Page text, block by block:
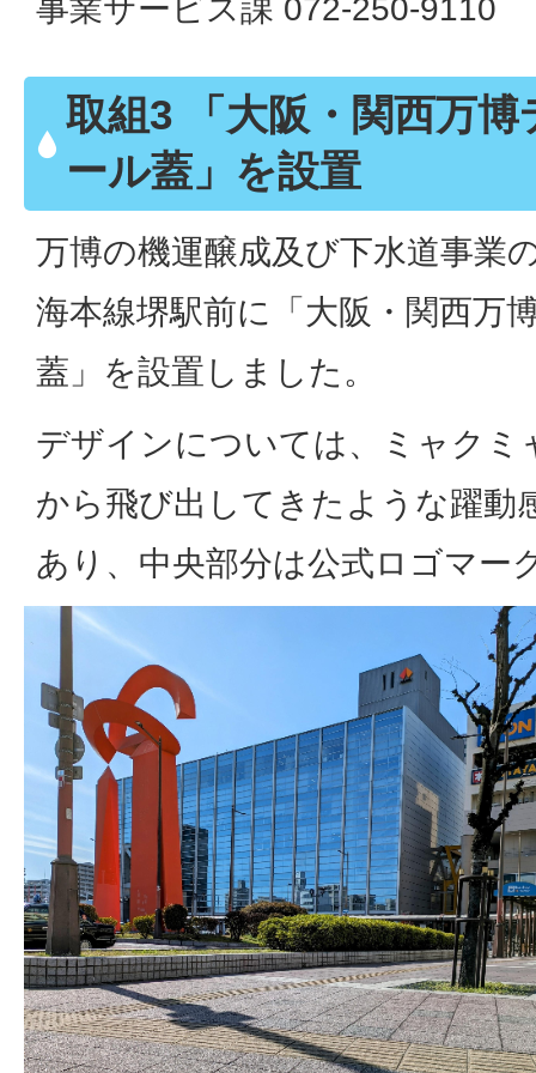
事業サービス課 072-250-9110
取組3 「大阪・関西万
ール蓋」を設置
万博の機運醸成及び下水道事業
海本線堺駅前に「大阪・関西万
蓋」を設置しました。
デザインについては、ミャクミ
から飛び出してきたような躍動
あり、中央部分は公式ロゴマー